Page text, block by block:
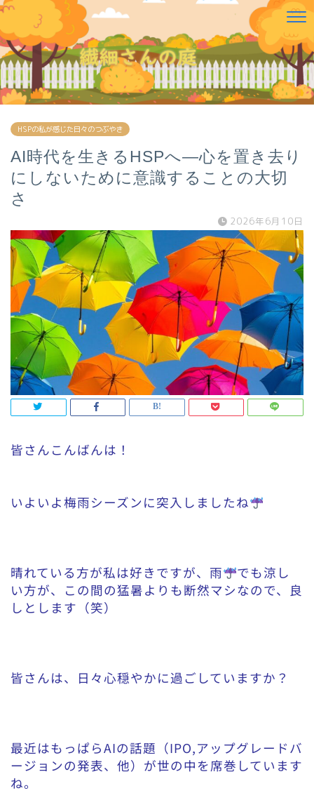
HSPの私が感じた日々のつぶやき
AI時代を生きるHSPへ―心を置き去り
にしないために意識することの大切
さ
2026年6月10日
皆さんこんばんは！
いよいよ梅雨シーズンに突入しましたね
晴れている方が私は好きですが、雨
でも涼し
い方が、この間の猛暑よりも断然マシなので、良
しとします（笑）
皆さんは、日々心穏やかに過ごしていますか？
最近はもっぱらAIの話題（IPO,アップグレードバ
ージョンの発表、他）が世の中を席巻しています
ね。